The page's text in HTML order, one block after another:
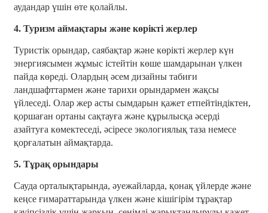
аудандар үшін өте қолайлы.
4. Туризм аймақтары және көрікті жерлер
Туристік орындар, саябақтар және көрікті жерлер күн
энергиясымен жұмыс істейтін көше шамдарынан үлкен
пайда көреді. Олардың әсем дизайны табиғи
ландшафттармен және тарихи орындармен жақсы
үйлеседі. Олар жер асты сымдарын қажет етпейтіндіктен,
қоршаған ортаны сақтауға және құрылысқа әсерді
азайтуға көмектеседі, әсіресе экологиялық таза немесе
қорғалатын аймақтарда.
5. Тұрақ орындары
Сауда орталықтарында, әуежайларда, қонақ үйлерде және
кеңсе ғимараттарында үлкен және кішігірім тұрақтар